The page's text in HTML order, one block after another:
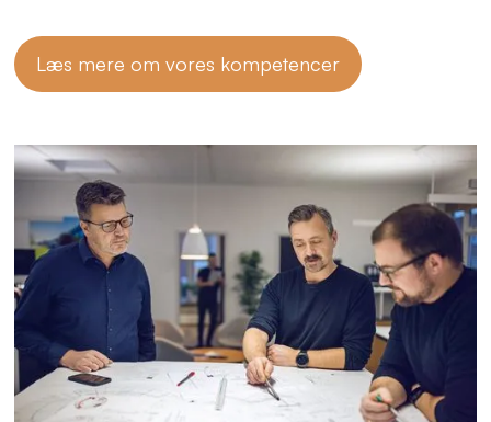
Læs mere om vores kompetencer